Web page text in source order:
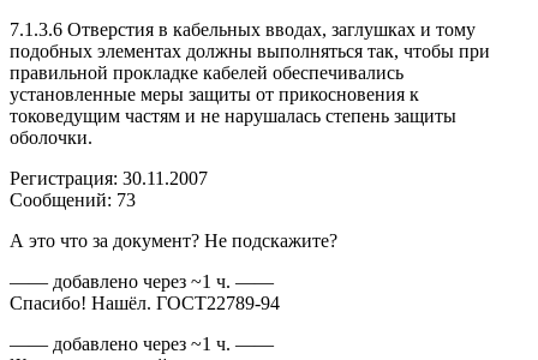
7.1.3.6 Отверстия в кабельных вводах, заглушках и тому
подобных элементах должны выполняться так, чтобы при
правильной прокладке кабелей обеспечивались
установленные меры защиты от прикосновения к
токоведущим частям и не нарушалась степень защиты
оболочки.
Регистрация: 30.11.2007
Сообщений: 73
А это что за документ? Не подскажите?
—— добавлено через ~1 ч. ——
Спасибо! Нашёл. ГОСТ22789-94
—— добавлено через ~1 ч. ——